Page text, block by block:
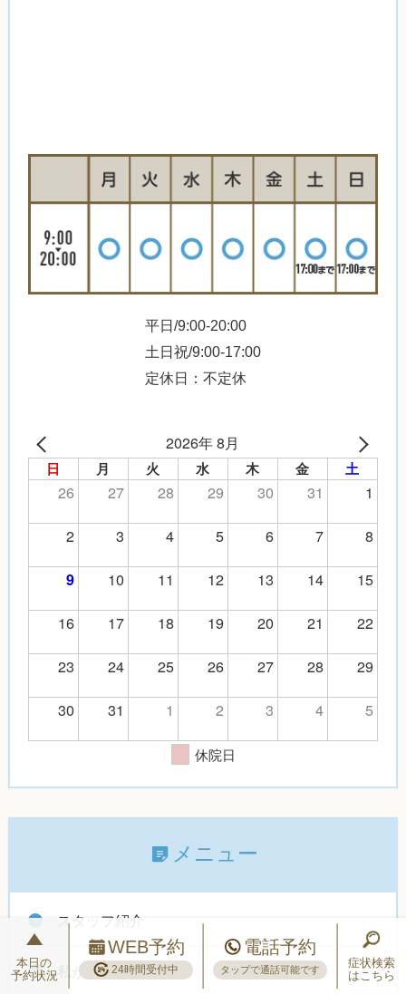
平日/9:00-20:00
土日祝/9:00-17:00
定休日：不定休
2026年 8月
日 月 火 水 木 金 土
26 27 28 29 30 31
1
2
3 4 5 6 7 8
9 10 11 12 13 14
15
16
17 18 19 20 21
22
23
24 25 26 27 28
29
30
31 1 2 3 4 5
休院日
メニュー
スタッフ紹介
私が開院した理由
本日の
予約状況
WEB予約
24時間受付中
電話予約
タップで通話可能です
症状検索
はこちら